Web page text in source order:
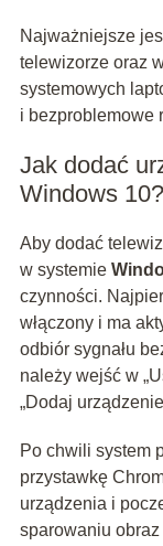
Najważniejsze
telewizorze oraz
systemowych
i bezproblemowe
Jak dodać
Windows 10?
Aby dodać
w systemie
czynności.
włączony i ma
odbiór sygnału
należy wejść w
„Dodaj
Po chwili system
przystawkę
urządzenia i
sparowaniu obraz